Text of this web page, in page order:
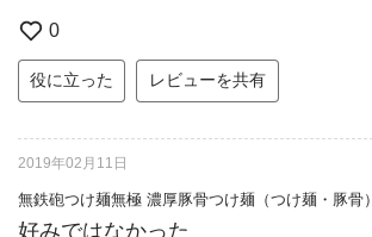
0
役に立った レビューを共有
2019年02月11日
無鉄砲つけ麺無極 濃厚豚骨つけ麺（つけ麺・豚骨）
好みではなかった